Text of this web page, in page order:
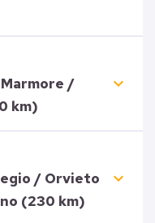
/
km)
keyboard_arrow_down
/ Orvieto
(230 km)
keyboard_arrow_down